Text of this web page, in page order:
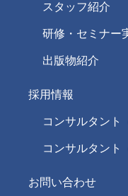
スタッフ紹介
研修・セミナー
出版物紹介
採用情報
コンサルタント
コンサルタント
お問い合わせ